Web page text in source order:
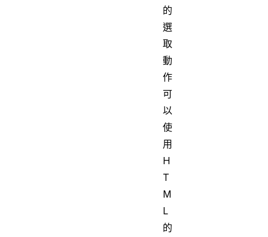
的
選
取
動
作
可
以
使
用
H
T
M
L
的